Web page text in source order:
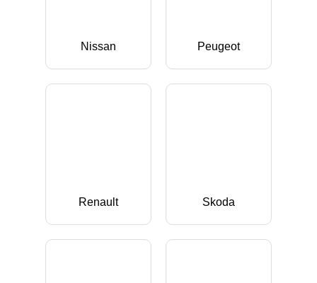
Nissan Peugeot
Renault Skoda